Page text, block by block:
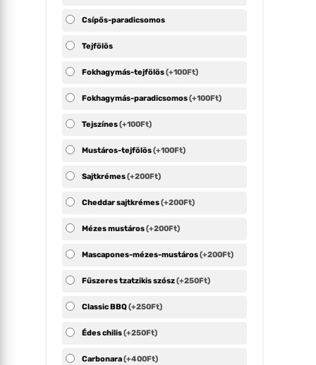
Csípős-paradicsomos
Tejfölös
Fokhagymás-tejfölös(+100Ft)
Fokhagymás-paradicsomos(+100Ft)
Tejszínes(+100Ft)
Mustáros-tejfölös(+100Ft)
Sajtkrémes(+200Ft)
Cheddar sajtkrémes(+200Ft)
Mézes mustáros(+200Ft)
Mascapones-mézes-mustáros(+200Ft)
Fűszeres tzatzikis szósz(+250Ft)
Classic BBQ(+250Ft)
Édes chilis(+250Ft)
Carbonara(+400Ft)